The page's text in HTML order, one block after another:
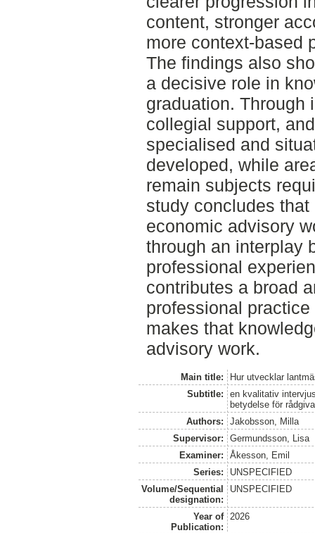
content, stronger
more context-based
The findings also
a decisive role in
graduation. Through
collegial support,
specialised and
developed, while
remain subjects
study concludes
economic advisory
through an interplay
professional
contributes a broad
professional
makes that
advisory work.
Main title:
Hur utvecklar
Subtitle:
en kvalitativ
betydelse för
Authors:
Jakobsson, Milla
Supervisor:
Germundsson, Lisa
Examiner:
Åkesson, Emil
Series:
UNSPECIFIED
Volume/Sequential
designation:
UNSPECIFIED
Year of
Publication:
2026